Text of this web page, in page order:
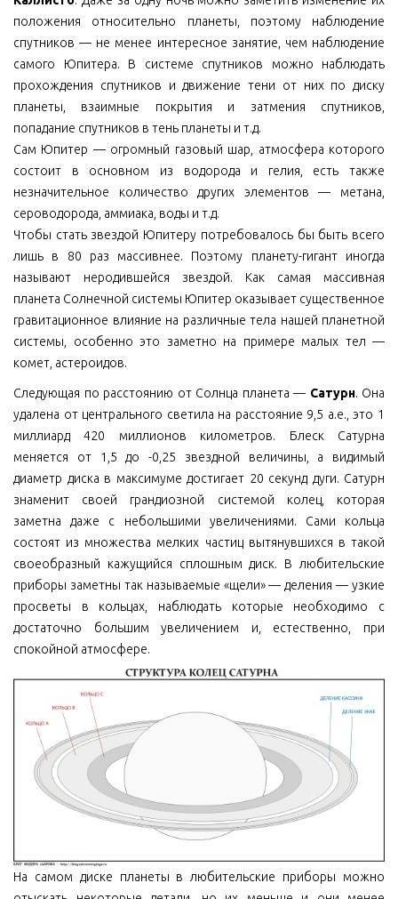
положения относительно планеты, поэтому наблюдение
спутников — не менее интересное занятие, чем наблюдение
самого Юпитера. В системе спутников можно наблюдать
прохождения спутников и движение тени от них по диску
планеты, взаимные покрытия и затмения спутников,
попадание спутников в тень планеты и т.д.
Сам Юпитер — огромный газовый шар, атмосфера которого
состоит в основном из водорода и гелия, есть также
незначительное количество других элементов — метана,
сероводорода, аммиака, воды и т.д.
Чтобы стать звездой Юпитеру потребовалось бы быть всего
лишь в 80 раз массивнее. Поэтому планету-гигант иногда
называют неродившейся звездой. Как самая массивная
планета Солнечной системы Юпитер оказывает существенное
гравитационное влияние на различные тела нашей планетной
системы, особенно это заметно на примере малых тел —
комет, астероидов.
Следующая по расстоянию от Солнца планета — Сатурн. Она
удалена от центрального светила на расстояние 9,5 а.е., это 1
миллиард 420 миллионов километров. Блеск Сатурна
меняется от 1,5 до -0,25 звездной величины, а видимый
диаметр диска в максимуме достигает 20 секунд дуги. Сатурн
знаменит своей грандиозной системой колец, которая
заметна даже с небольшими увеличениями. Сами кольца
состоят из множества мелких частиц вытянувшихся в такой
своеобразный кажущийся сплошным диск. В любительские
приборы заметны так называемые «щели» — деления — узкие
просветы в кольцах, наблюдать которые необходимо с
достаточно большим увеличением и, естественно, при
спокойной атмосфере.
На самом диске планеты в любительские приборы можно